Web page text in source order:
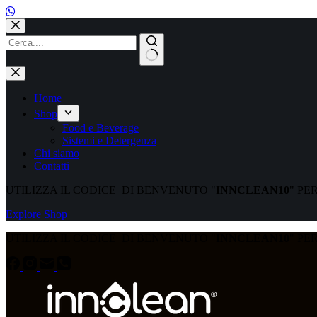
al
contenuto
Nessun
risultato
Home
Shop
Food e Beverage
Sistemi e Detergenza
Chi siamo
Contatti
UTILIZZA IL CODICE DI BENVENUTO " INNCLEAN10"
Explore Shop